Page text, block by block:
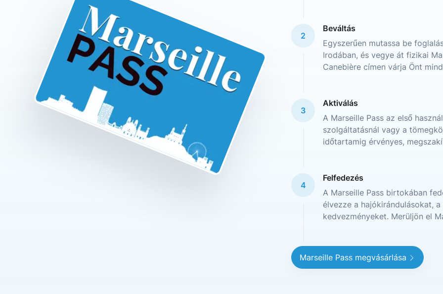
2
Beváltás
Egyszerűen mutassa be
Irodában, és vegye át fizikai
Canebière címen várja Önt
3
Aktiválás
A Marseille Pass az első
szolgáltatásnál vagy a
időtartamig érvényes,
4
Felfedezés
A Marseille Pass birtokában
élvezze a hajókirándulásokat,
kedvezményeket. Merüljön el
Marseille Pass megvásárlása